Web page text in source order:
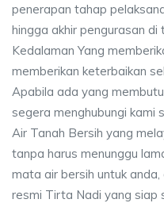
penerapan tahap
hingga akhir pengurasan
Kedalaman Yang
memberikan keterbaikan
Apabila ada yang
segera menghubungi kami
Air Tanah Bersih yang
tanpa harus menunggu
mata air bersih untuk
resmi Tirta Nadi yang siap